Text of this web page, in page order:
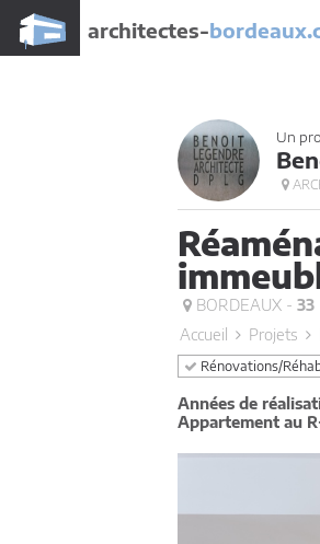
architectes-
Un
BORDEAUX - 33
Accueil
Projets
Rénovations/
Années de
Appartement au